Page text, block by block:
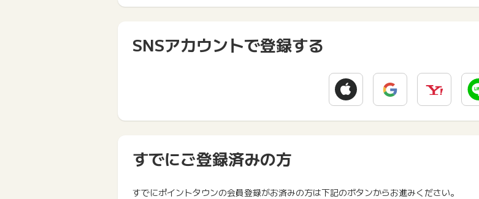
SNSアカウントで登録する
すでにご登録済みの方
すでにポイントタウンの会員登録がお済みの方は下記のボタンからお進みください。